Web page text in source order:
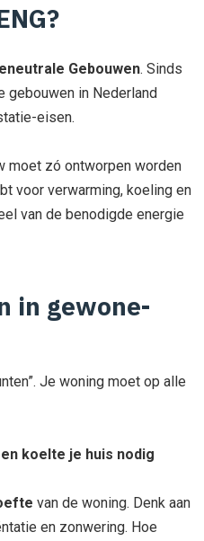
Gebouwen. Sinds
gebouwen in Nederland
eisen.
moet zó ontworpen worden
voor verwarming, koeling en
van de benodigde energie
in gewone-
Je woning moet op alle
koelte je huis nodig
van de woning. Denk aan
en zonwering. Hoe